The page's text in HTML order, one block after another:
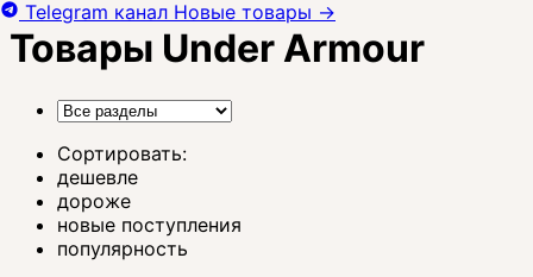
Товары Under Armour
Сортировать:
дешевле
дороже
новые поступления
популярность
Telegram канал Новые товары →